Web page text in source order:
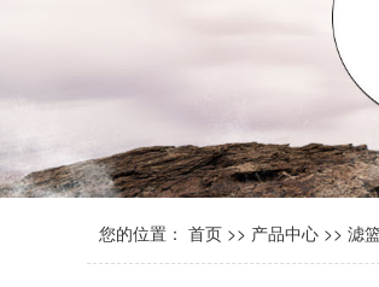
您的位置： 首页 >> 产品中心 >> 滤